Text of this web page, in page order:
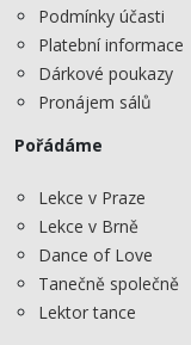
Podmínky účasti
Platební informace
Dárkové poukazy
Pronájem sálů
Pořádáme
Lekce v Praze
Lekce v Brně
Dance of Love
Tanečně společně
Lektor tance